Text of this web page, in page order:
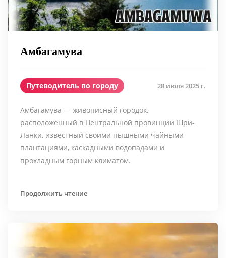
Амбагамува
Путеводитель по городу 28 июля 2025 г.
Амбагамува — живописный городок,
расположенный в Центральной провинции Шри-
Ланки, известный своими пышными чайными
плантациями, каскадными водопадами и
прохладным горным климатом.
Продолжить чтение